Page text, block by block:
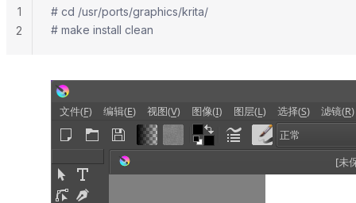
# cd /usr/ports/graphics/krita/
# make install clean
1
2